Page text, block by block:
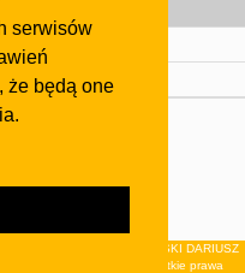
serwisów
że będą one
z nami
Prywatności.
NEON MAREK KLUCZEWSKI DARIUSZ
15, 32-300 Olkusz . Wszystkie prawa